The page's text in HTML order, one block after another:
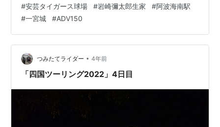
#安芸タイガース球場 #岩崎彌太郎生家 #阿波海南駅
#一宮城 #ADV150
つみたてライダー • 4年前
「四国ツーリング2022」4日目